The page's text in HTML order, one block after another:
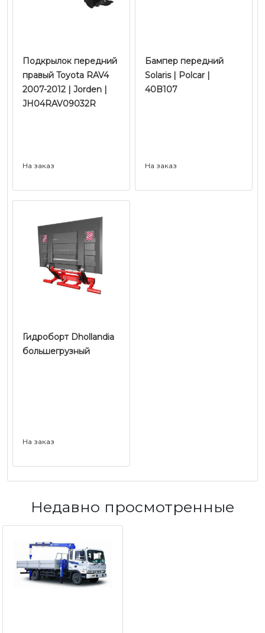
Подкрылок передний
правый Toyota RAV4
2007-2012 | Jorden |
JH04RAV09032R
На заказ
Бампер передний
Solaris | Polcar |
40B107
На заказ
Гидроборт Dhollandia
большегрузный
На заказ
Недавно просмотренные